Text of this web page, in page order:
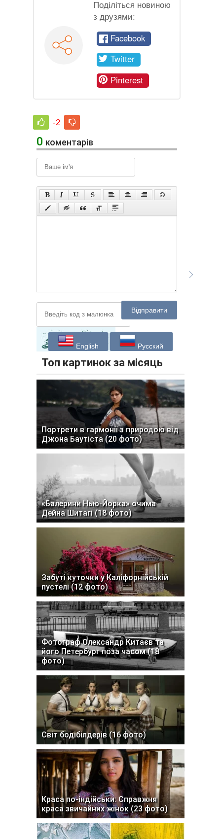
Поділіться новиною
з друзями:
Facebook
Twitter
Pinterest
-2
0 коментарів
Відправити
English Русский
Топ картинок за місяць
Портрети в гармонії з природою від
Джона Баутіста (20 фото)
«Балерини Нью-Йорка» очима
Дейна Шитагі (18 фото)
Забуті куточки у Каліфорнійській
пустелі (12 фото)
Фотограф Олександр Китаєв та
його Петербург поза часом (18
фото)
Світ бодібілдерів (16 фото)
Краса по-індійськи: Справжня
краса звичайних жінок (23 фото)